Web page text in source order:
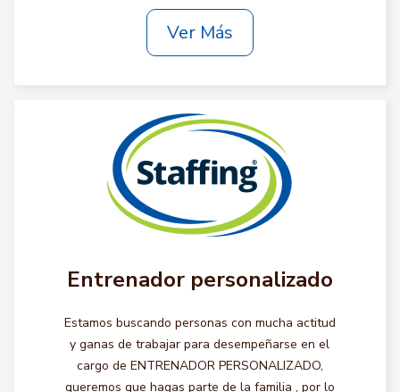
Ver Más
Entrenador personalizado
Estamos buscando personas con mucha actitud
y ganas de trabajar para desempeñarse en el
cargo de ENTRENADOR PERSONALIZADO,
queremos que hagas parte de la familia , por lo